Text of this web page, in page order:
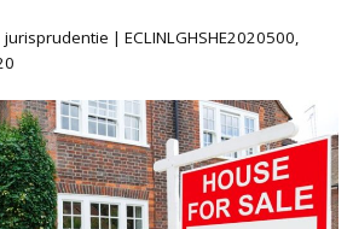
| ECLINLGHSHE2020500,